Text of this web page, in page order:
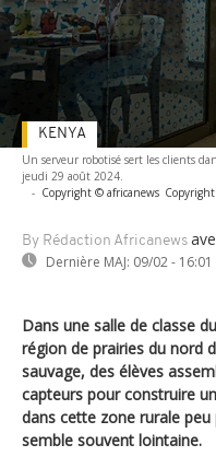
Un serveur robotisé sert les clients
jeudi 29 août 2024.
- Copyright © africanews Copyright
By Rédaction Africanews
Dernière MAJ: 09/02 - 16:01
KENYA
Dans une salle de classe
région de prairies du nord
sauvage, des élèves
capteurs pour construire
dans cette zone rurale
semble souvent lointaine.